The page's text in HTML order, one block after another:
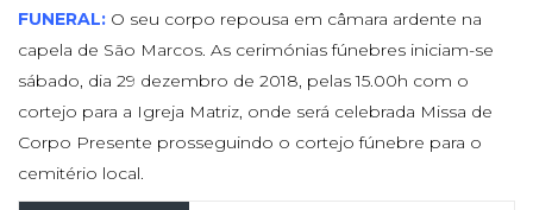
FUNERAL: O seu corpo repousa em câmara ardente na
capela de São Marcos. As cerimónias fúnebres iniciam-se
sábado, dia 29 dezembro de 2018, pelas 15.00h com o
cortejo para a Igreja Matriz, onde será celebrada Missa de
Corpo Presente prosseguindo o cortejo fúnebre para o
cemitério local.